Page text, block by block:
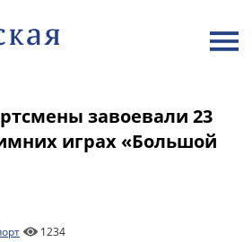
завоевали 23
играх «Большой
1234